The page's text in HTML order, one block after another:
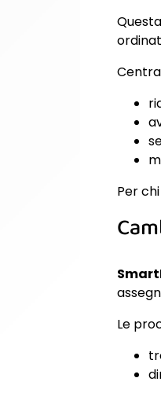
Per
Le